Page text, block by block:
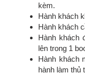
kèm.
Hành khách
Hành khách
Hành khách
lên trong 1
Hành khách
hành làm thủ